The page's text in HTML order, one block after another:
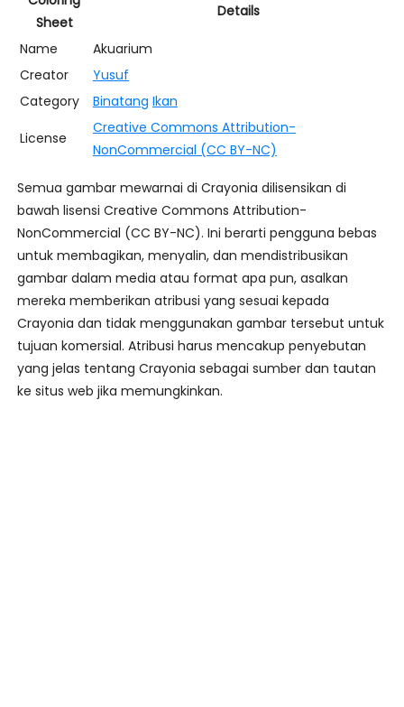
Sheet
Details
Name
Akuarium
Creator
Yusuf
Category
Binatang Ikan
License
Creative Commons Attribution-
NonCommercial (CC BY-NC)
Semua gambar mewarnai di Crayonia dilisensikan di
bawah lisensi Creative Commons Attribution-
NonCommercial (CC BY-NC). Ini berarti pengguna bebas
untuk membagikan, menyalin, dan mendistribusikan
gambar dalam media atau format apa pun, asalkan
mereka memberikan atribusi yang sesuai kepada
Crayonia dan tidak menggunakan gambar tersebut untuk
tujuan komersial. Atribusi harus mencakup penyebutan
yang jelas tentang Crayonia sebagai sumber dan tautan
ke situs web jika memungkinkan.